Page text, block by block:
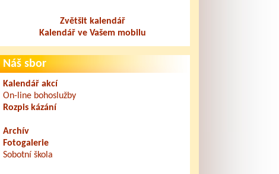
Zvětšit kalendář
Kalendář ve Vašem mobilu
Náš sbor
Kalendář akcí
On-line bohoslužby
Rozpis kázání
Archív
Fotogalerie
Sobotní škola